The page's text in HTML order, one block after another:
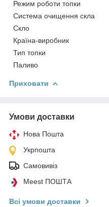
Режим роботи топки
Система очищення скла
Скло
Країна-виробник
Тип топки
Паливо
Приховати
Умови доставки
Нова Пошта
Укрпошта
Самовивіз
Meest ПОШТА
Всі умови доставки